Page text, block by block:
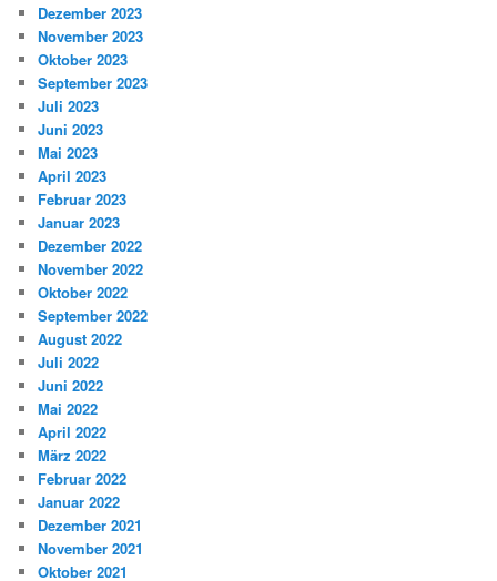
Dezember 2023
November 2023
Oktober 2023
September 2023
Juli 2023
Juni 2023
Mai 2023
April 2023
Februar 2023
Januar 2023
Dezember 2022
November 2022
Oktober 2022
September 2022
August 2022
Juli 2022
Juni 2022
Mai 2022
April 2022
März 2022
Februar 2022
Januar 2022
Dezember 2021
November 2021
Oktober 2021